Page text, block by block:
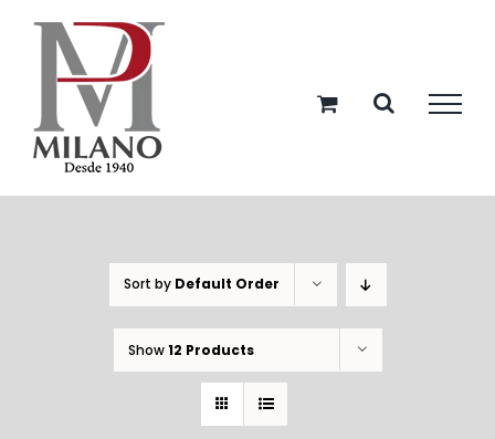
content
Sort by Default Order
Show12 Products